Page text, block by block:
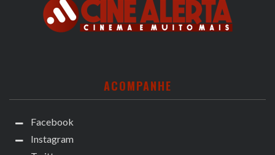
ACOMPANHE
Facebook
Instagram